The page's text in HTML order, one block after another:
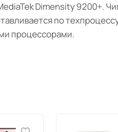
Dimensity 9200+.
по
процессорами.